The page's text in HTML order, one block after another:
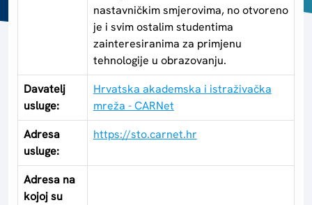
nastavničkim smjerovima, no otvoreno
je i svim ostalim studentima
zainteresiranima za primjenu
tehnologije u obrazovanju.
Davatelj
usluge:
Hrvatska akademska i istraživačka
mreža - CARNet
Adresa
usluge:
https://sto.carnet.hr
Adresa na
kojoj su